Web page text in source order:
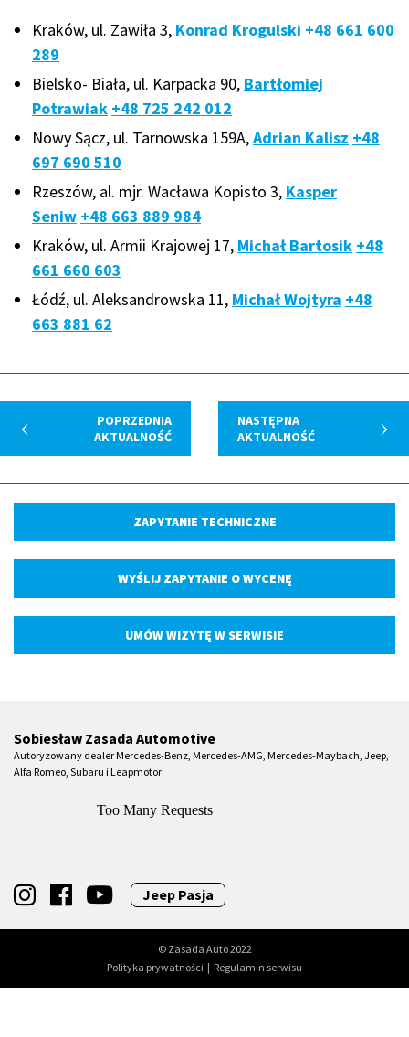
Kraków, ul. Zawiła 3, Konrad Krogulski +48 661 600
289
Bielsko- Biała, ul. Karpacka 90, Bartłomiej
Potrawiak +48 725 242 012
Nowy Sącz, ul. Tarnowska 159A,Adrian Kalisz +48
697 690 510
Rzeszów, al. mjr. Wacława Kopisto 3, Kasper
Seniw +48 663 889 984
Kraków, ul. Armii Krajowej 17, Michał Bartosik +48
661 660 603
Łódź, ul. Aleksandrowska 11, Michał Wojtyra +48
663 881 62
POPRZEDNIA
AKTUALNOŚĆ
NASTĘPNA
AKTUALNOŚĆ
ZAPYTANIE TECHNICZNE
WYŚLIJ ZAPYTANIE O WYCENĘ
UMÓW WIZYTĘ W SERWISIE
Sobiesław Zasada Automotive
Autoryzowany dealer Mercedes-Benz, Mercedes-AMG, Mercedes-Maybach, Jeep,
Alfa Romeo, Subaru i Leapmotor
Jeep Pasja
© Zasada Auto 2022
Polityka prywatności | Regulamin serwisu